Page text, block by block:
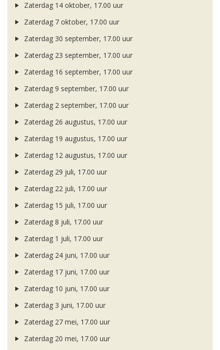
Zaterdag 14 oktober, 17.00 uur
Zaterdag 7 oktober, 17.00 uur
Zaterdag 30 september, 17.00 uur
Zaterdag 23 september, 17.00 uur
Zaterdag 16 september, 17.00 uur
Zaterdag 9 september, 17.00 uur
Zaterdag 2 september, 17.00 uur
Zaterdag 26 augustus, 17.00 uur
Zaterdag 19 augustus, 17.00 uur
Zaterdag 12 augustus, 17.00 uur
Zaterdag 29 juli, 17.00 uur
Zaterdag 22 juli, 17.00 uur
Zaterdag 15 juli, 17.00 uur
Zaterdag 8 juli, 17.00 uur
Zaterdag 1 juli, 17.00 uur
Zaterdag 24 juni, 17.00 uur
Zaterdag 17 juni, 17.00 uur
Zaterdag 10 juni, 17.00 uur
Zaterdag 3 juni, 17.00 uur
Zaterdag 27 mei, 17.00 uur
Zaterdag 20 mei, 17.00 uur